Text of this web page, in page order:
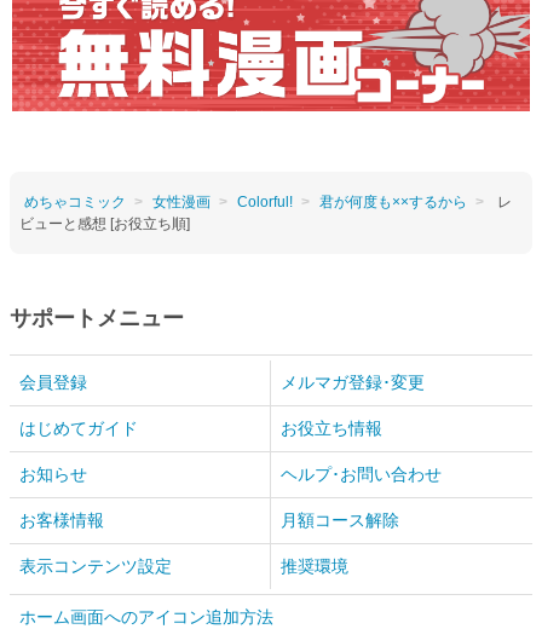
めちゃコミック 女性漫画 Colorful! 君が何度も××するから
レ
ビューと感想 [お役立ち順]
サポートメニュー
会員登録 メルマガ登録･変更
はじめてガイド お役立ち情報
お知らせ ヘルプ･お問い合わせ
お客様情報 月額コース解除
表示コンテンツ設定 推奨環境
ホーム画面へのアイコン追加方法